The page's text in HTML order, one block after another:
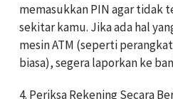
memasukkan PIN agar tidak
sekitar kamu. Jika ada hal
mesin ATM (seperti
biasa), segera laporkan ke
4. Periksa Rekening Secara